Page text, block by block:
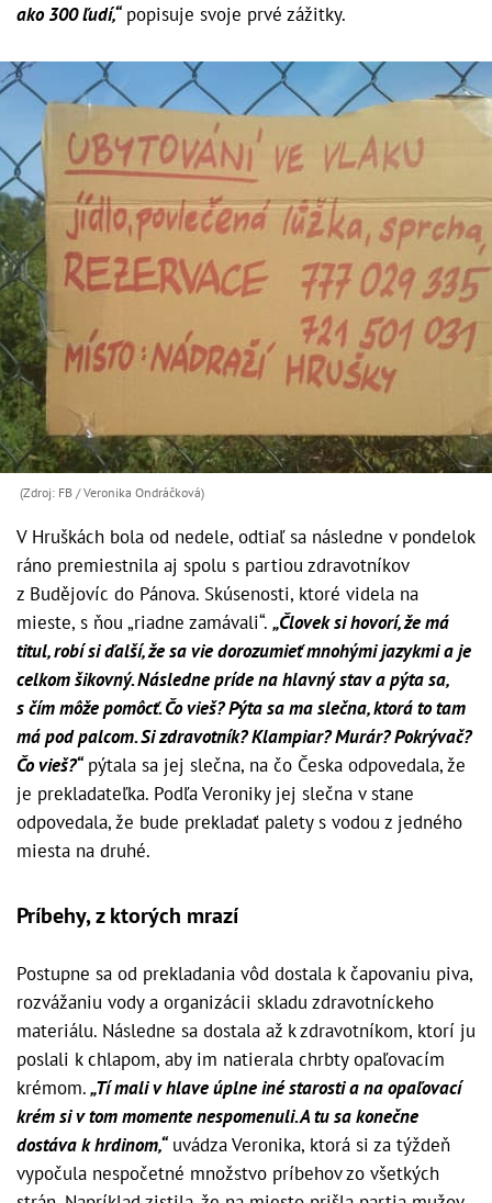
ako 300 ľudí,“popisuje svoje prvé zážitky.
(Zdroj: FB / Veronika Ondráčková)
V Hruškách bola od nedele, odtiaľ sa následne v pondelok
ráno premiestnila aj spolu s partiou zdravotníkov
z Budějovíc do Pánova. Skúsenosti, ktoré videla na
mieste, s ňou „riadne zamávali“. „Človek si hovorí, že má
titul, robí si ďalší, že sa vie dorozumieť mnohými jazykmi a je
celkom šikovný. Následne príde na hlavný stav a pýta sa,
s čím môže pomôcť. Čo vieš? Pýta sa ma slečna, ktorá to tam
má pod palcom. Si zdravotník? Klampiar? Murár? Pokrývač?
Čo vieš?“pýtala sa jej slečna, na čo Česka odpovedala, že
je prekladateľka. Podľa Veroniky jej slečna v stane
odpovedala, že bude prekladať palety s vodou z jedného
miesta na druhé.
Príbehy, z ktorých mrazí
Postupne sa od prekladania vôd dostala k čapovaniu piva,
rozvážaniu vody a organizácii skladu zdravotníckeho
materiálu. Následne sa dostala až k zdravotníkom, ktorí ju
poslali k chlapom, aby im natierala chrbty opaľovacím
krémom.„Tí mali v hlave úplne iné starosti a na opaľovací
krém si v tom momente nespomenuli. A tu sa konečne
dostáva k hrdinom,“uvádza Veronika, ktorá si za týždeň
vypočula nespočetné množstvo príbehov zo všetkých